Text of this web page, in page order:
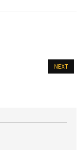
NEXT